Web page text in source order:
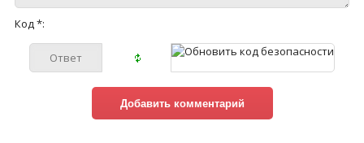
Код *: